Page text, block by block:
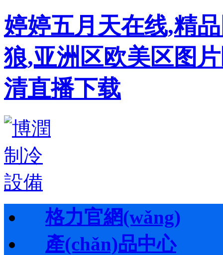
婷婷五月天在线,精
狼,亚洲区欧美区图
清直播下载
格力官網(wǎng)
產(chǎn)品中心